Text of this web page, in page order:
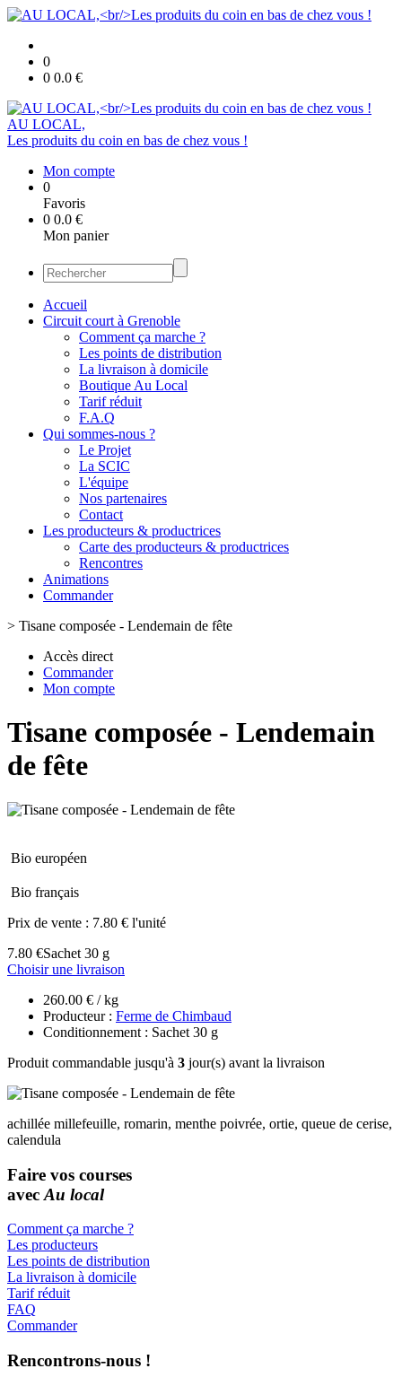
0
0 0.0 €
AU LOCAL,
Les produits du coin en bas de chez vous !
Mon compte
0
Favoris
0 0.0 €
Mon panier
Accueil
Circuit court à Grenoble
Comment ça marche ?
Les points de distribution
La livraison à domicile
Boutique Au Local
Tarif réduit
F.A.Q
Qui sommes-nous ?
Le Projet
La SCIC
L'équipe
Nos partenaires
Contact
Les producteurs & productrices
Carte des producteurs & productrices
Rencontres
Animations
Commander
> Tisane composée - Lendemain de fête
Accès direct
Commander
Mon compte
Tisane composée - Lendemain
de fête
Bio européen
Bio français
Prix de vente : 7.80 € l'unité
7.80 €Sachet 30 g
Choisir une livraison
260.00 € / kg
Producteur : Ferme de Chimbaud
Conditionnement : Sachet 30 g
Produit commandable jusqu'à 3 jour(s) avant la livraison
achillée millefeuille, romarin, menthe poivrée, ortie, queue de cerise,
calendula
Faire vos courses
avec Au local
Comment ça marche ?
Les producteurs
Les points de distribution
La livraison à domicile
Tarif réduit
FAQ
Commander
Rencontrons-nous !